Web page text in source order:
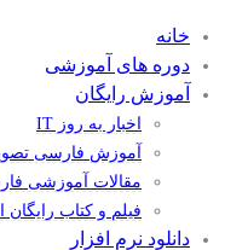
خانه
دوره های آموزشی
آموزش رایگان
اخبار به روز IT
آموزش فارسی
مقالات آموزشی
فیلم و کتاب رایگان
دانلود نرم افزار